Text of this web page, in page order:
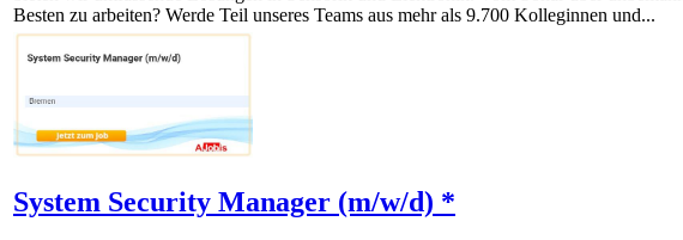
Besten zu arbeiten? Werde Teil unseres Teams aus mehr als 9.700 Kolleginnen und...
System Security Manager (m/w/d) *